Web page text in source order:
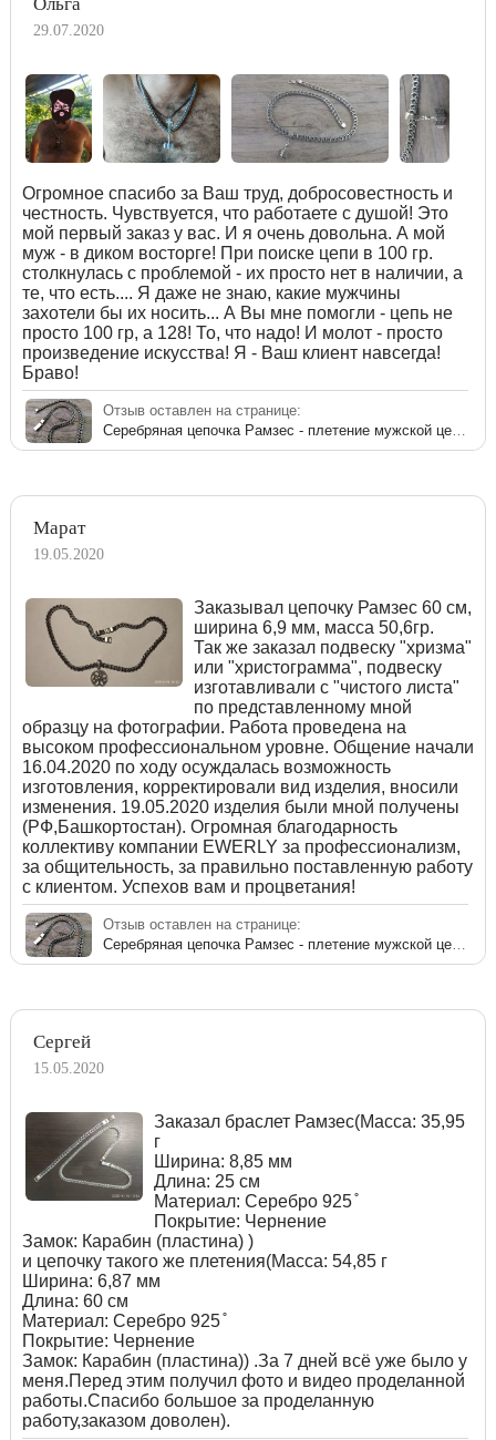
29.07.2020
Огромное спасибо за Ваш труд, добросовестность и
честность. Чувствуется, что работаете с душой! Это
мой первый заказ у вас. И я очень довольна. А мой
муж - в диком восторге! При поиске цепи в 100 гр.
столкнулась с проблемой - их просто нет в наличии, а
те, что есть.... Я даже не знаю, какие мужчины
захотели бы их носить... А Вы мне помогли - цепь не
просто 100 гр, а 128! То, что надо! И молот - просто
произведение искусства! Я - Ваш клиент навсегда!
Браво!
Отзыв оставлен на странице:
Марат
19.05.2020
Заказывал цепочку Рамзес 60 см,
ширина 6,9 мм, масса 50,6гр.
Так же заказал подвеску "хризма"
или "христограмма", подвеску
изготавливали с "чистого листа"
по представленному мной
образцу на фотографии. Работа проведена на
высоком профессиональном уровне. Общение начали
16.04.2020 по ходу осуждалась возможность
изготовления, корректировали вид изделия, вносили
изменения. 19.05.2020 изделия были мной получены
(РФ,Башкортостан). Огромная благодарность
коллективу компании EWERLY за профессионализм,
за общительность, за правильно поставленную работу
с клиентом. Успехов вам и процветания!
Отзыв оставлен на странице:
Сергей
15.05.2020
Заказал браслет Рамзес(Масса: 35,95
г
Ширина: 8,85 мм
Длина: 25 см
Материал: Серебро 925 ̊
Покрытие: Чернение
Замок: Карабин (пластина) )
и цепочку такого же плетения(Масса: 54,85 г
Ширина: 6,87 мм
Длина: 60 см
Материал: Серебро 925 ̊
Покрытие: Чернение
Замок: Карабин (пластина)) .За 7 дней всё уже было у
меня.Перед этим получил фото и видео проделанной
работы.Спасибо большое за проделанную
работу,заказом доволен).